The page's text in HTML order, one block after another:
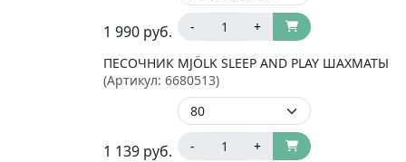
1 990 руб. - +
ПЕСОЧНИК MJÖLK SLEEP AND PLAY ШАХМАТЫ
(Артикул: 6680513)
1 139 руб. - +